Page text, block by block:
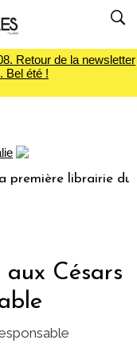
Retour de la newsletter
Bel été !
librairie du voyage
Césars